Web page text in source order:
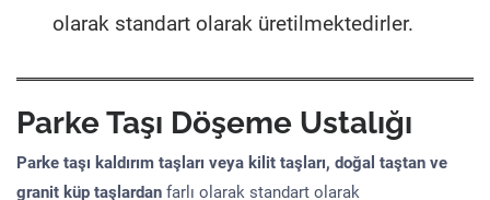
olarak standart olarak üretilmektedirler.
Parke Taşı Döşeme Ustalığı
Parke taşı kaldırım taşları veya kilit taşları, doğal taştan ve
granit küp taşlardan farlı olarak standart olarak